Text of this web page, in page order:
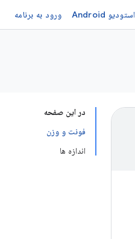
استودیو Android ورود به برنامه
در این صفحه
فونت و وزن
اندازه ها